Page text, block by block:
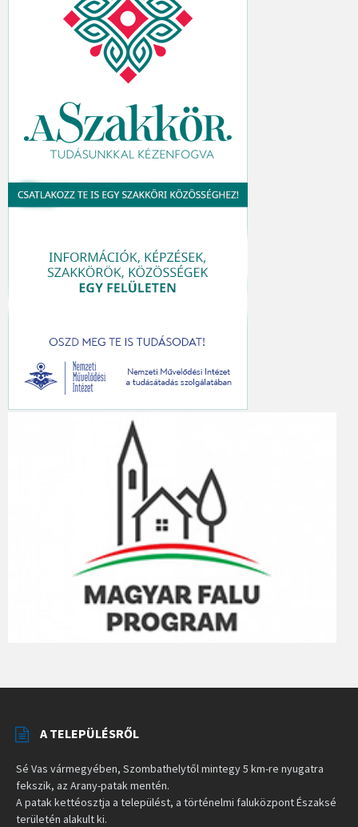
A TELEPÜLÉSRŐL
Sé Vas vármegyében, Szombathelytől mintegy 5 km-re nyugatra
fekszik, az Arany-patak mentén.
A patak kettéosztja a települést, a történelmi faluközpont Északsé
területén alakult ki.